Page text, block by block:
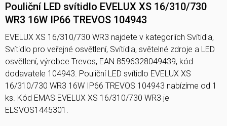
Pouliční LED svítidlo EVELUX XS 16/310/730
WR3 16W IP66 TREVOS 104943
EVELUX XS 16/310/730 WR3 najdete v kategoriích Svítidla,
Svítidlo pro veřejné osvětlení, Svítidla, světelné zdroje a LED
osvětlení, výrobce Trevos, EAN 8596328049439, kód
dodavatele 104943. Pouliční LED svítidlo EVELUX XS
16/310/730 WR3 16W IP66 TREVOS 104943 nabízíme od 1
ks. Kód EMAS EVELUX XS 16/310/730 WR3 je
ELSVOS1445301.